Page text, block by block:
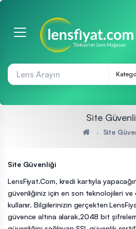
Site
Site
Site Güvenliği
LensFiyat.Com, kredi kartıyla
güvenliğiniz için en son teknolojileri ve
kullanır. Bilgilerinizin gerçekten
güvence altına alarak,2048 bit